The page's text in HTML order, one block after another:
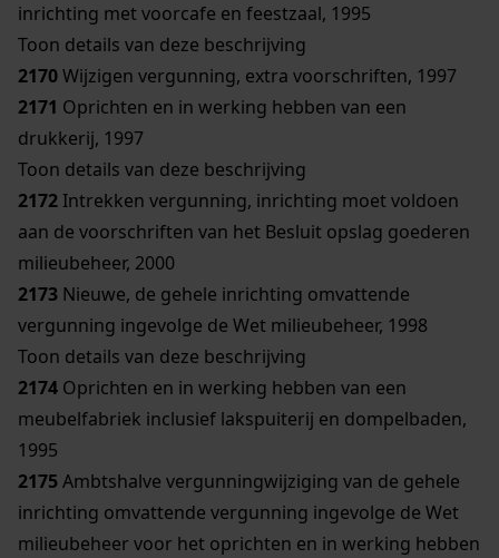
inrichting met voorcafe en feestzaal, 1995
Toon details van deze beschrijving
2170Wijzigen vergunning, extra voorschriften, 1997
2171 Oprichten en in werking hebben van een
drukkerij, 1997
Toon details van deze beschrijving
2172 Intrekken vergunning, inrichting moet voldoen
aan de voorschriften van het Besluit opslag goederen
milieubeheer, 2000
2173 Nieuwe, de gehele inrichting omvattende
vergunning ingevolge de Wet milieubeheer, 1998
Toon details van deze beschrijving
2174 Oprichten en in werking hebben van een
meubelfabriek inclusief lakspuiterij en dompelbaden,
1995
2175Ambtshalve vergunningwijziging van de gehele
inrichting omvattende vergunning ingevolge de Wet
milieubeheer voor het oprichten en in werking hebben